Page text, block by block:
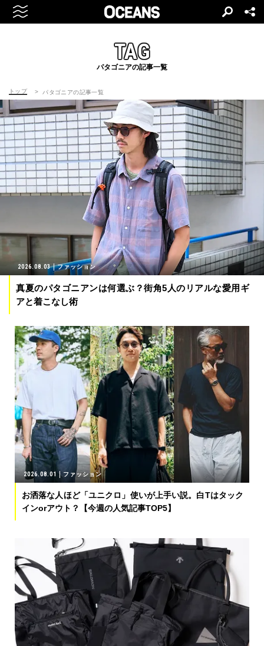
TAG
パタゴニアの記事一覧
トップ パタゴニアの記事一覧
2026.08.03 ファッション
真夏のパタゴニアンは何選ぶ？街角5人のリアルな愛用ギ
アと着こなし術
2026.08.01 ファッション
お洒落な人ほど「ユニクロ」使いが上手い説。白Tはタック
インorアウト？【今週の人気記事TOP5】